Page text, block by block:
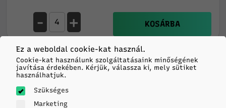
- + KOSÁRBA
Feladás hétfőn
Ez a weboldal cookie-kat használ.
Cookie-kat használunk szolgáltatásaink minőségének
javítása érdekében. Kérjük, válassza ki, mely sütiket
használhatjuk.
Szükséges
Marketing